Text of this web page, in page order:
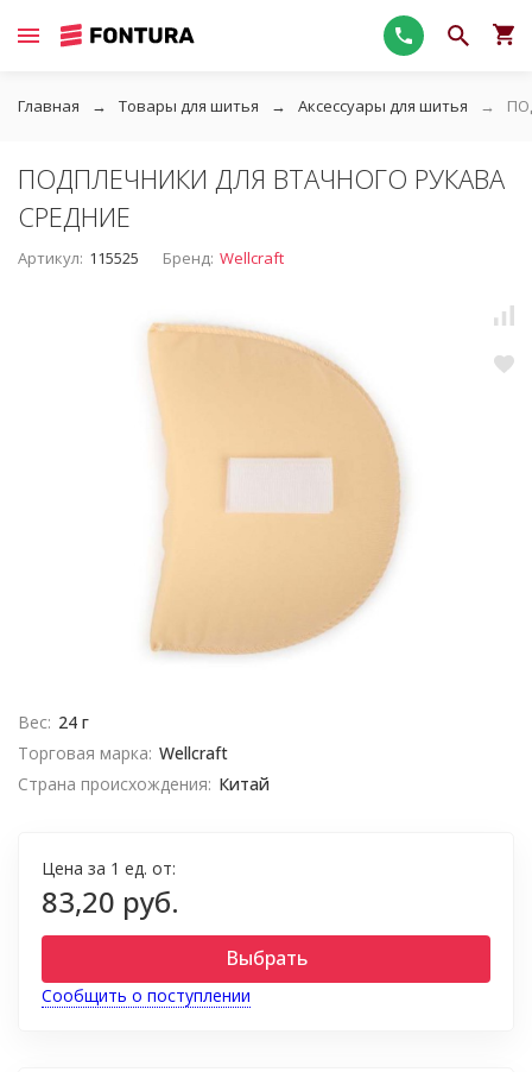
Главная Товары для шитья Аксессуары для шитья
ПОДПЛЕЧНИКИ ДЛЯ ВТАЧНОГО РУКАВА
СРЕДНИЕ
Артикул: 115525 Бренд: Wellcraft
Вес: 24 г
Торговая марка: Wellcraft
Страна происхождения: Китай
Цена за 1 ед. от:
83,20 руб.
Выбрать
Сообщить о поступлении